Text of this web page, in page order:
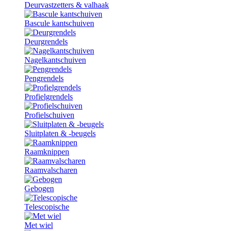
Deurvastzetters & valhaak
Bascule kantschuiven
Deurgrendels
Nagelkantschuiven
Pengrendels
Profielgrendels
Profielschuiven
Sluitplaten & -beugels
Raamknippen
Raamvalscharen
Gebogen
Telescopische
Met wiel